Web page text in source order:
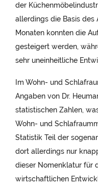
der
allerdings die Basis des
Monaten konnten die
gesteigert werden,
sehr uneinheitliche
Im Wohn- und
Angaben von Dr.
statistischen Zahlen,
Wohn- und
Statistik Teil der
dort allerdings nur
dieser Nomenklatur für
wirtschaftlichen